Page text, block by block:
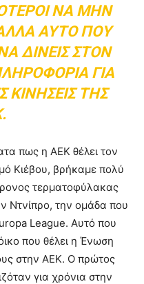
ΝΑ ΜΗΝ
ΑΥΤΌ ΠΟΥ
ΔΊΝΕΙΣ ΣΤΟΝ
ΓΙΑ
ΚΙΝΉΣΕΙΣ ΤΗΣ
πως η ΑΕΚ θέλει τον
Κιέβου, βρήκαμε πολύ
τερματοφύλακας
Ντνίπρο, την ομάδα που
League. Αυτό που
που θέλει η Ένωση
στην ΑΕΚ. Ο πρώτος
για χρόνια στην